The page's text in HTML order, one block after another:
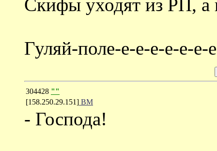
Скифы уходят из РП, а
Гуляй-поле-е-е-е-е-е-е-
304428 ""
[158.250.29.151] ВМ
- Господа!